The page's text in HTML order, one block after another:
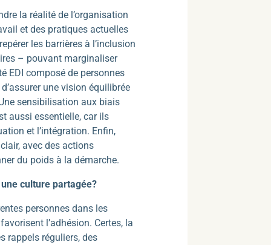
la réalité de l’organisation
et des pratiques actuelles
les barrières à l’inclusion
– pouvant marginaliser
EDI composé de personnes
une vision équilibrée
sensibilisation aux biais
aussi essentielle, car ils
et l’intégration. Enfin,
avec des actions
du poids à la démarche.
culture partagée?
personnes dans les
l’adhésion. Certes, la
rappels réguliers, des